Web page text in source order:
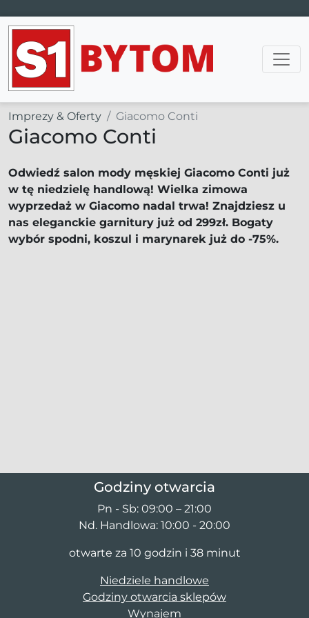
Main Navigation
Imprezy & Oferty Giacomo Conti
Giacomo Conti
Odwiedź salon mody męskiej Giacomo Conti już
w tę niedzielę handlową! Wielka zimowa
wyprzedaż w Giacomo nadal trwa! Znajdziesz u
nas eleganckie garnitury już od 299zł. Bogaty
wybór spodni, koszul i marynarek już do -75%.
Godziny otwarcia
Pn - Sb: 09:00 – 21:00
Nd. Handlowa: 10:00 - 20:00
otwarte za 10 godzin i 38 minut
Niedziele handlowe
Godziny otwarcia sklepów
Wynajem